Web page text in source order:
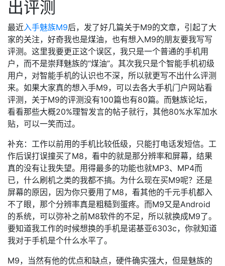
出评测
最近入手魅族M9后，发了好几篇关于M9的文章，引起了大
家的关注，好奇我也是煤油，也有想入M9的朋友要我写写
评测。这里我要更正这个误区，我只是一个普通的手机用
户，而不是崇拜魅族的“煤油”。其次我只是个智能手机初级
用户，对智能手机的认识也不深，所以就更写不出什么评测
来。如果大家真的想入手M9，可以去各大手机门户网站看
评测，关于M9的评测没有100篇也有80篇。而魅族论坛，
看看那些大概20%理智发言的帖子就行，其他80%水军加水
贴，可以一笑而过。
补充：工作以前用的手机比较低级，只能打电话发短信。工
作后误打误撞买了M8，看中的就是那分辨率和屏幕，结果
真的没有让我失望。用得最多的功能也就MP3、MP4而
已，什么刷机之类的我都不搞。为什么现在买M9呢？还是
屏幕的原因，因为你只要用了M8，看其他的千元手机都入
不了眼，那个分辨率真是粗糙到蛋疼。而M9又是Android
的系统，可以弥补之前M8软件的不足，所以就换成M9了。
要知道我工作的时候想换的手机是诺基亚6303c，你就知道
我对于手机是个什么水平了。
M9，当然有他的优点和缺点，硬件确实强大，但是魅族的